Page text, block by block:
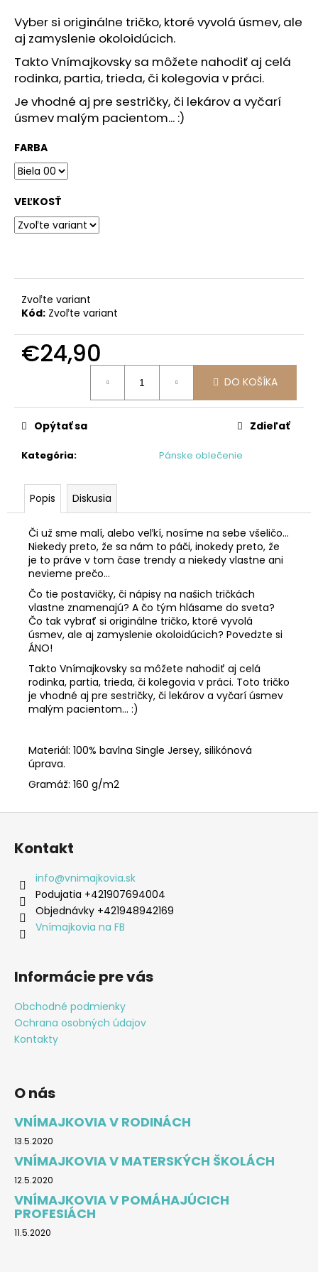
Vyber si originálne tričko, ktoré vyvolá úsmev, ale
aj zamyslenie okoloidúcich.
Takto Vnímajkovsky sa môžete nahodiť aj celá
rodinka, partia, trieda, či kolegovia v práci.
Je vhodné aj pre sestričky, či lekárov a vyčarí
úsmev malým pacientom... :)
FARBA
VEĽKOSŤ
Zvoľte variant
Kód: Zvoľte variant
€24,90
DO KOŠÍKA
Kategória: Pánske oblečenie
Opýtať sa Zdieľať
Popis Diskusia
Či už sme malí, alebo veľkí, nosíme na sebe všeličo...
Niekedy preto, že sa nám to páči, inokedy preto, že
je to práve v tom čase trendy a niekedy vlastne ani
nevieme prečo...
Čo tie postavičky, či nápisy na našich tričkách
vlastne znamenajú? A čo tým hlásame do sveta?
Čo tak vybrať si originálne tričko, ktoré vyvolá
úsmev, ale aj zamyslenie okoloidúcich? Povedzte si
ÁNO!
Takto Vnímajkovsky sa môžete nahodiť aj celá
rodinka, partia, trieda, či kolegovia v práci. Toto tričko
je vhodné aj pre sestričky, či lekárov a vyčarí úsmev
malým pacientom... :)
Materiál: 100% bavlna Single Jersey, silikónová
úprava.
Gramáž: 160 g/m2
á
j
s
ť
?
O
o
ú
č
a
m
Z
Kontakt
info@vnimajkovia.sk
Podujatia +421907694004
Objednávky +421948942169
Vnímajkovia na FB
Informácie pre vás
Obchodné podmienky
Ochrana osobných údajov
Kontakty
O nás
VNÍMAJKOVIA V RODINÁCH
13.5.2020
VNÍMAJKOVIA V MATERSKÝCH ŠKOLÁCH
12.5.2020
VNÍMAJKOVIA V POMÁHAJÚCICH
PROFESIÁCH
11.5.2020